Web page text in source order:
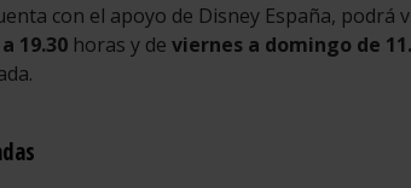
con el apoyo de Disney España, podrá
19.30 horas y de viernes a domingo de